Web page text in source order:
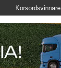
Korsordsvinnare